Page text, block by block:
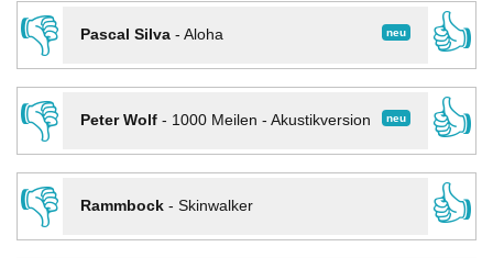
👎
neu
Pascal Silva- Aloha
👍
👎
neu
Peter Wolf- 1000 Meilen - Akustikversion
👍
👎
Rammbock- Skinwalker
👍